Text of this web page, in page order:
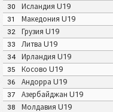
30
Исландия U19
31
Македония U19
32
Грузия U19
33
Литва U19
34
Ирландия U19
35
Косово U19
36
Андорра U19
37
Азербайджан U19
38
Молдавия U19